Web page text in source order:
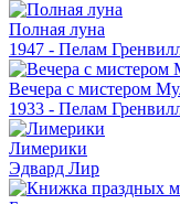
Полная луна
1947 - Пелам
Вечера с мистером
1933 - Пелам
Лимерики
Эдвард Лир